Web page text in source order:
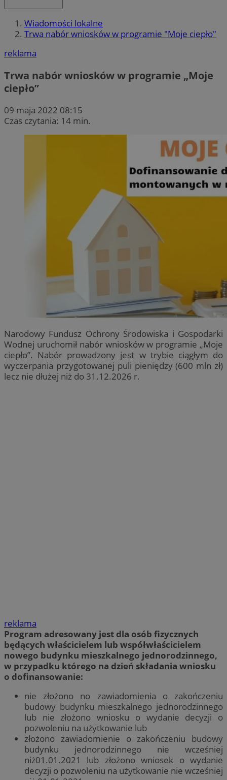
Wiadomości lokalne
Trwa nabór wniosków w programie "Moje ciepło"
reklama
Trwa nabór wniosków w programie „Moje
ciepło”
09 maja 2022 08:15
Czas czytania: 14 min.
Narodowy Fundusz Ochrony Środowiska i Gospodarki
Wodnej uruchomił nabór wniosków w programie „Moje
ciepło”. Nabór prowadzony jest w trybie ciągłym do
wyczerpania przygotowanej puli pieniędzy (600 mln zł)
lecz nie dłużej niż do 31.12.2026 r.
reklama
Program adresowany jest dla osób fizycznych
będących właścicielem lub współwłaścicielem
nowego budynku mieszkalnego jednorodzinnego,
w przypadku którego na dzień składania wniosku
o dofinansowanie:
nie złożono no zawiadomienia o zakończeniu
budowy budynku mieszkalnego jednorodzinnego
lub nie złożono wniosku o wydanie decyzji o
pozwoleniu na użytkowanie lub
złożono zawiadomienie o zakończeniu budowy
budynku jednorodzinnego nie wcześniej
niż01.01.2021 lub złożono wniosek o wydanie
decyzji o pozwoleniu na użytkowanie nie wcześniej